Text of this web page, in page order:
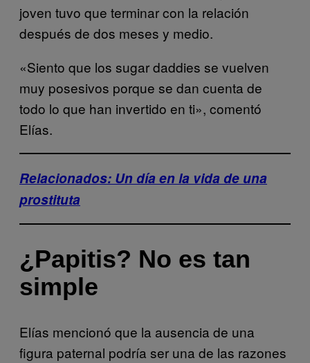
joven tuvo que terminar con la relación
después de dos meses y medio.
«Siento que los sugar daddies se vuelven
muy posesivos porque se dan cuenta de
todo lo que han invertido en ti», comentó
Elías.
Relacionados: Un día en la vida de una
prostituta
¿Papitis? No es tan
simple
Elías mencionó que la ausencia de una
figura paternal podría ser una de las razones